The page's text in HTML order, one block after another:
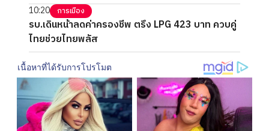
10:20 การเมือง
รบ.เดินหน้าลดค่าครองชีพ ตรึง LPG 423 บาท ควบคู่
ไทยช่วยไทยพลัส